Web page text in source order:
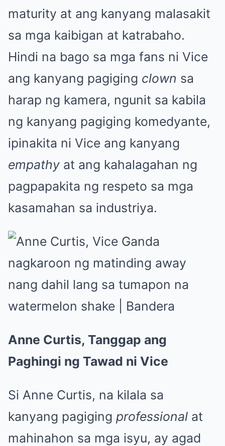
maturity at ang kanyang malasakit
sa mga kaibigan at katrabaho.
Hindi na bago sa mga fans ni Vice
ang kanyang pagiging clown sa
harap ng kamera, ngunit sa kabila
ng kanyang pagiging komedyante,
ipinakita ni Vice ang kanyang
empathy at ang kahalagahan ng
pagpapakita ng respeto sa mga
kasamahan sa industriya.
Anne Curtis, Tanggap ang
Paghingi ng Tawad ni Vice
Si Anne Curtis, na kilala sa
kanyang pagiging professional at
mahinahon sa mga isyu, ay agad